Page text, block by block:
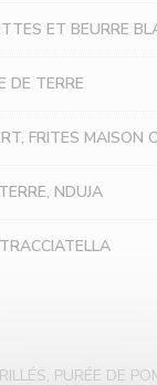
ET BEURRE
DE TERRE
FRITES MAISON
NDUJA
PURÉE DE